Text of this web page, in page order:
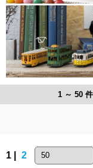
1 ～ 50
1 | 2